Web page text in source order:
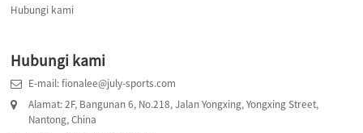
Hubungi kami
Hubungi kami
E-mail: fionalee@july-sports.com
Alamat: 2F, Bangunan 6, No.218, Jalan Yongxing, Yongxing Street,
Nantong, China